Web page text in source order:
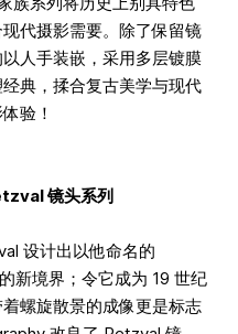
代摄影需要。除了保留镜
人手装嵌，采用多层镀膜
典，揉合复古美学与现代
验！
镜头系列
设计出以他命名的
新境界；令它成为 19 世纪
螺旋散景的成像更是标志